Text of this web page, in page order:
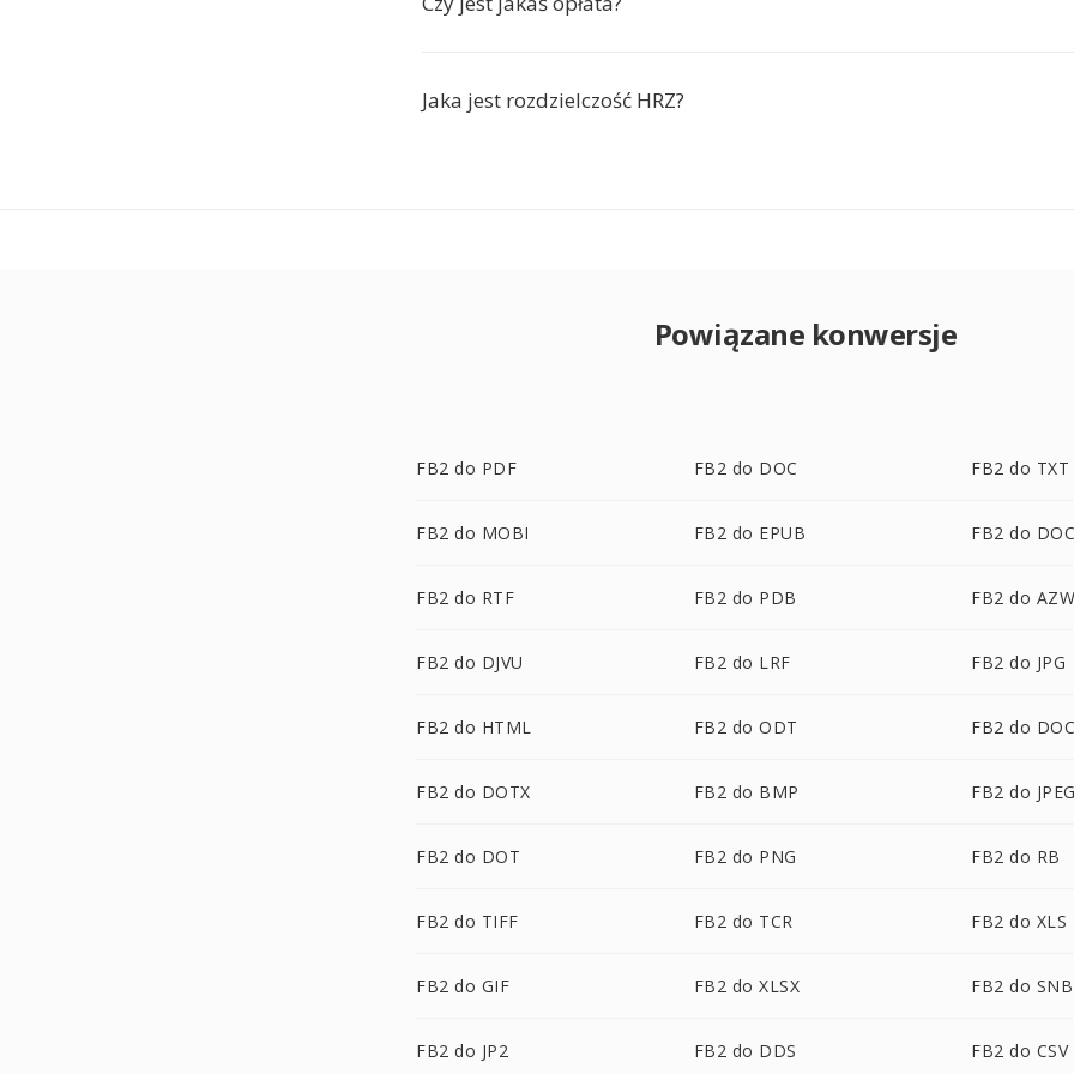
Jaka jest rozdzielczość HRZ?
Powiązane konwersje
FB2 do PDF FB2 do DOC FB2 do TXT
FB2 do MOBI FB2 do EPUB FB2 do
FB2 do RTF FB2 do PDB FB2 do
FB2 do DJVU FB2 do LRF FB2 do JPG
FB2 do HTML FB2 do ODT FB2 do
FB2 do DOTX FB2 do BMP FB2 do
FB2 do DOT FB2 do PNG FB2 do RB
FB2 do TIFF FB2 do TCR FB2 do XLS
FB2 do GIF FB2 do XLSX FB2 do SNB
FB2 do JP2 FB2 do DDS FB2 do CSV